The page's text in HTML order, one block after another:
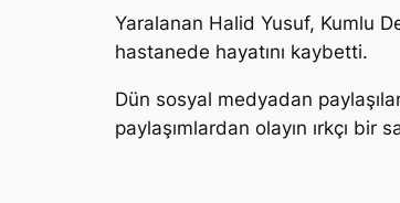
Yaralanan Halid Yusuf, Kumlu
hastanede hayatını kaybetti.
Dün sosyal medyadan
paylaşımlardan olayın ırkçı bir